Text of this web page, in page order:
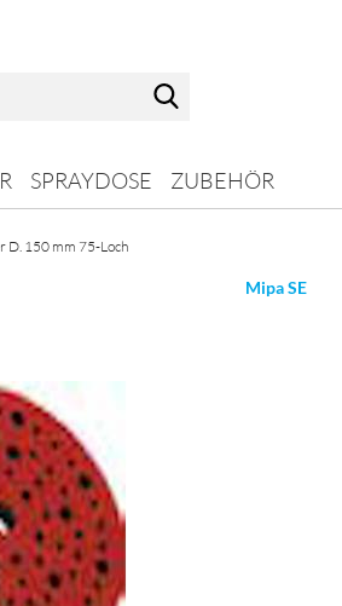
SPRAYDOSE ZUBEHÖR
D. 150 mm 75-Loch
Mipa SE